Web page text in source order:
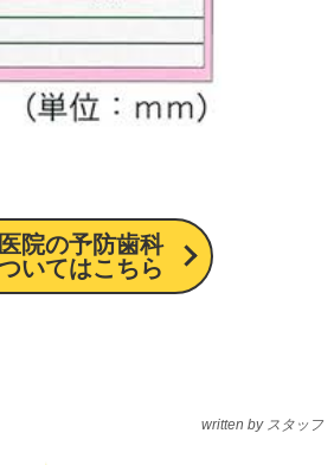
院の予防歯科
いてはこちら
written by スタッフ